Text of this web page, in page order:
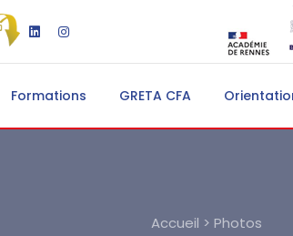
Formations GRETA CFA
Accueil > Photos